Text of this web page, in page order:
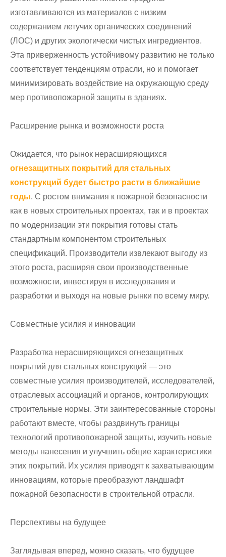
изготавливаются из материалов с низким
содержанием летучих органических соединений
(ЛОС) и других экологически чистых ингредиентов.
Эта приверженность устойчивому развитию не только
соответствует тенденциям отрасли, но и помогает
минимизировать воздействие на окружающую среду
мер противопожарной защиты в зданиях.
Расширение рынка и возможности роста
Ожидается, что рынок нерасширяющихся
огнезащитных покрытий для стальных
конструкций будет быстро расти в ближайшие
годы. С ростом внимания к пожарной безопасности
как в новых строительных проектах, так и в проектах
по модернизации эти покрытия готовы стать
стандартным компонентом строительных
спецификаций. Производители извлекают выгоду из
этого роста, расширяя свои производственные
возможности, инвестируя в исследования и
разработки и выходя на новые рынки по всему миру.
Совместные усилия и инновации
Разработка нерасширяющихся огнезащитных
покрытий для стальных конструкций — это
совместные усилия производителей, исследователей,
отраслевых ассоциаций и органов, контролирующих
строительные нормы. Эти заинтересованные стороны
работают вместе, чтобы раздвинуть границы
технологий противопожарной защиты, изучить новые
методы нанесения и улучшить общие характеристики
этих покрытий. Их усилия приводят к захватывающим
инновациям, которые преобразуют ландшафт
пожарной безопасности в строительной отрасли.
Перспективы на будущее
Заглядывая вперед, можно сказать, что будущее